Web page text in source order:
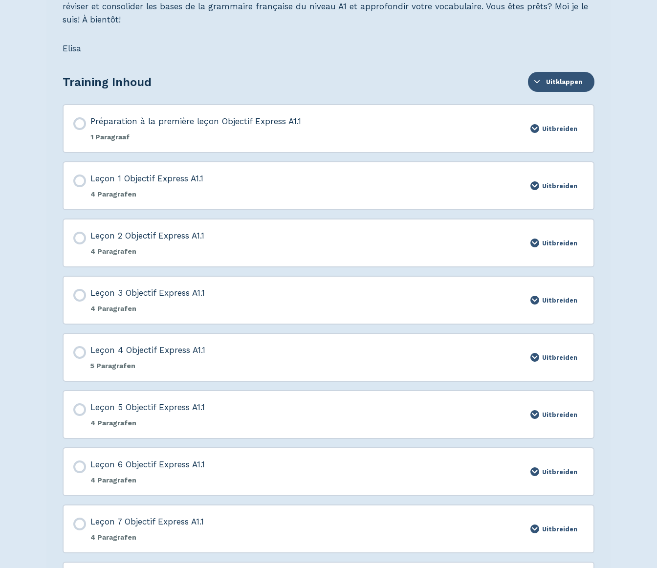
réviser et consolider les bases de la grammaire française du niveau A1 et approfondir votre vocabulaire. Vous êtes prêts? Moi je le
suis! À bientôt!
Elisa
Training Inhoud Uitklappen
Préparation à la première leçon Objectif Express A1.1
1 Paragraaf
Uitbreiden
Leçon 1 Objectif Express A1.1
4 Paragrafen
Uitbreiden
Leçon 2 Objectif Express A1.1
4 Paragrafen
Uitbreiden
Leçon 3 Objectif Express A1.1
4 Paragrafen
Uitbreiden
Leçon 4 Objectif Express A1.1
5 Paragrafen
Uitbreiden
Leçon 5 Objectif Express A1.1
4 Paragrafen
Uitbreiden
Leçon 6 Objectif Express A1.1
4 Paragrafen
Uitbreiden
Leçon 7 Objectif Express A1.1
4 Paragrafen
Uitbreiden